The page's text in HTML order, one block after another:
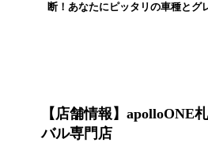
断！あなたにピッタリの車種とグ
【店舗情報】apolloONE
バル専門店